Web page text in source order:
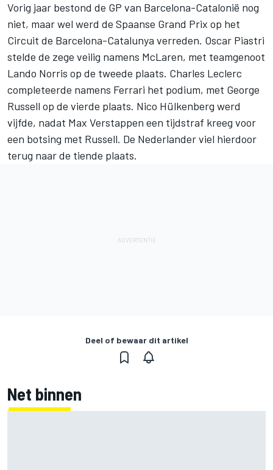
Vorig jaar bestond de GP van Barcelona-Catalonië nog
niet, maar wel werd de Spaanse Grand Prix op het
Circuit de Barcelona-Catalunya verreden. Oscar Piastri
stelde de zege veilig namens McLaren, met teamgenoot
Lando Norris op de tweede plaats. Charles Leclerc
completeerde namens Ferrari het podium, met George
Russell op de vierde plaats. Nico Hülkenberg werd
vijfde, nadat Max Verstappen een tijdstraf kreeg voor
een botsing met Russell. De Nederlander viel hierdoor
terug naar de tiende plaats.
Deel of bewaar dit artikel
Net binnen